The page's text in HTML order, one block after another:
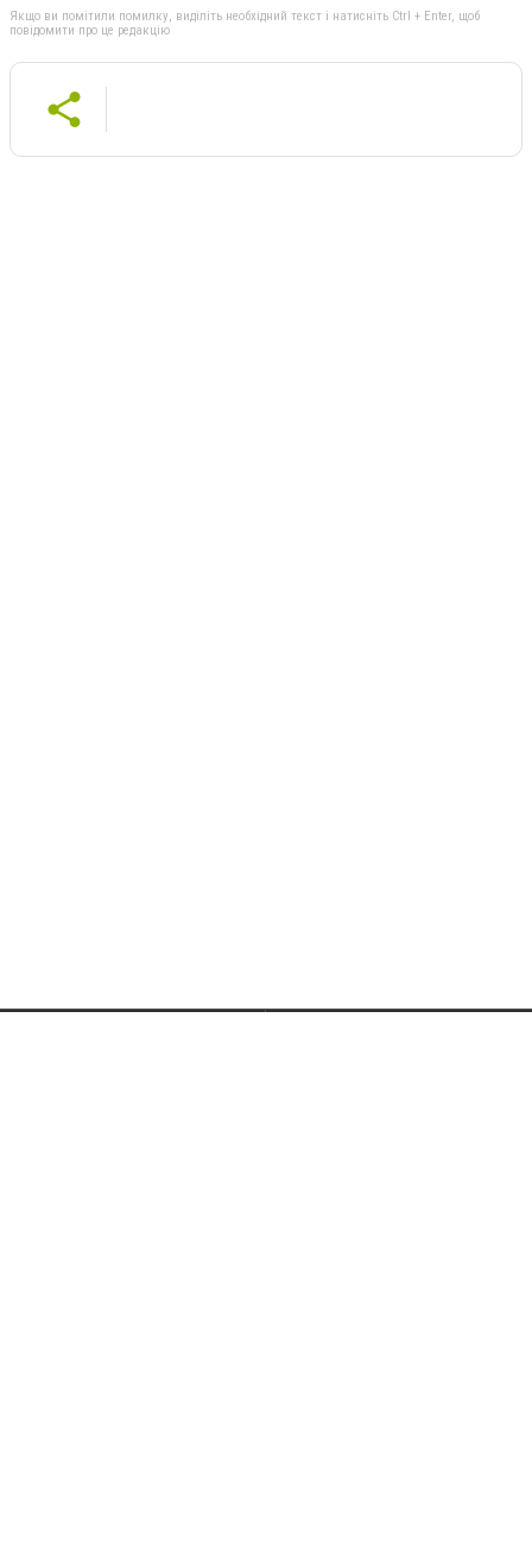
Якщо ви помітили помилку, виділіть необхідний текст і натисніть Ctrl + Enter, щоб
повідомити про це редакцію